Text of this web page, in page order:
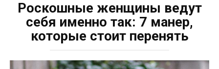
Роскошные женщины ведут
себя именно так: 7 манер,
которые стоит перенять